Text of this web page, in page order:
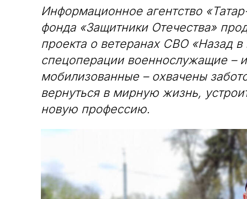
Информационное агентство
фонда «Защитники Отечества»
проекта о ветеранах СВО «Назад
спецоперации военнослужащие –
мобилизованные – охвачены
вернуться в мирную жизнь,
новую профессию.